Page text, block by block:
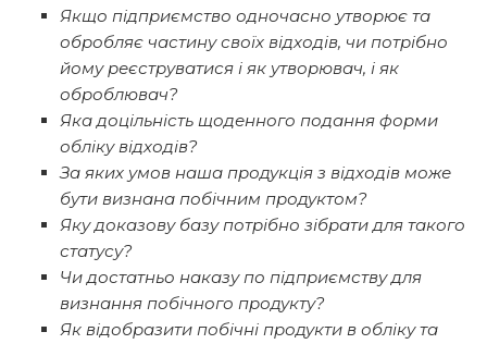
Якщо підприємство одночасно утворює та
обробляє частину своїх відходів, чи потрібно
йому реєструватися і як утворювач, і як
оброблювач?
Яка доцільність щоденного подання форми
обліку відходів?
За яких умов наша продукція з відходів може
бути визнана побічним продуктом?
Яку доказову базу потрібно зібрати для такого
статусу?
Чи достатньо наказу по підприємству для
визнання побічного продукту?
Як відобразити побічні продукти в обліку та